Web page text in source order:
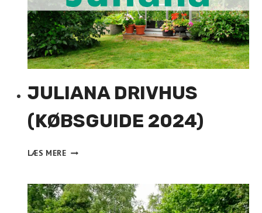
JULIANA DRIVHUS
(KØBSGUIDE 2024)
LÆS MEREJULIANA
2024)